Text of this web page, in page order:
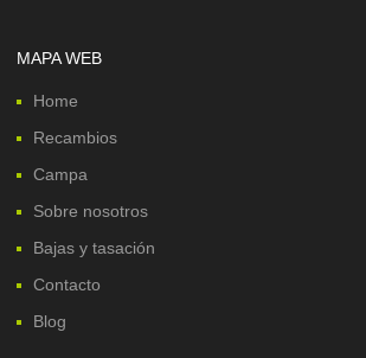
MAPA WEB
Home
Recambios
Campa
Sobre nosotros
Bajas y tasación
Contacto
Blog